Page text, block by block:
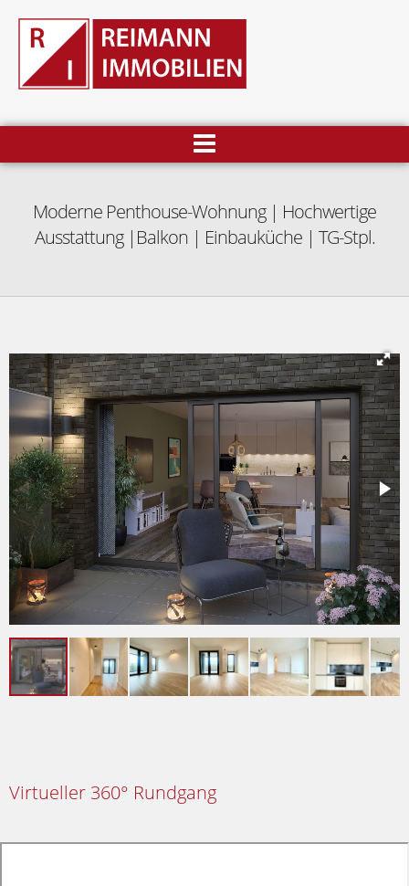
Moderne Penthouse-Wohnung | Hochwertige
Ausstattung |Balkon | Einbauküche | TG-Stpl.
Virtueller 360° Rundgang